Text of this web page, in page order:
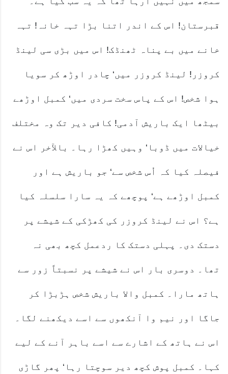
قبرستان! اس کے اندر اتنا بڑا تہہ خانہ! تہہ
خانے میں بے پناہ ٹھنڈک! اس میں بڑی سی لینڈ
کروزر! لینڈ کروزر میں‘ چادر اوڑھ کر سویا
ہوا شخص! اس کے پاس سخت سردی میں‘ کمبل اوڑھے
بیٹھا ایک باریش آدمی! کافی دیر تک وہ مختلف
خیالات میں ڈوبا‘ وہیں کھڑا رہا۔ بالآخر اس نے
فیصلہ کیا کہ اُس شخص سے‘ جو باریش ہے اور
کمبل اوڑھے ہے‘ پوچھے کہ یہ سارا سلسلہ کیا
ہے؟ اس نے لینڈ کروزر کی کھڑکی کے شیشے پر
دستک دی۔ پہلی دستک کا ردعمل کچھ بھی نہ
تھا۔ دوسری بار اس نے شیشے پر نسبتاً زور سے
ہاتھ مارا۔ کمبل والا باریش شخص ہڑبڑا کر
جاگا اور نیم وا آنکھوں سے اسے دیکھنے لگا۔
اس نے ہاتھ کے اشارے سے اسے باہر آنے کے لیے
کہا۔ کمبل پوش کچھ دیر سوچتا رہا‘ پھر گاڑی